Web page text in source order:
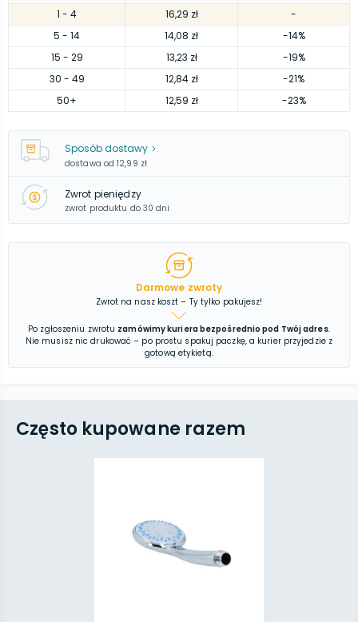
1 - 4 16,29 zł
-
5 - 14 14,08 zł
-14%
15 - 29 13,23 zł
-19%
30 - 49 12,84 zł
-21%
50+ 12,59 zł -23%
Sposób dostawy
dostawa od 12,99 zł
Zwrot pieniędzy
zwrot produktu do 30 dni
Darmowe zwroty
Zwrot na nasz koszt – Ty tylko pakujesz!
Po zgłoszeniu zwrotu zamówimy kuriera bezpośrednio pod Twój adres.
Nie musisz nic drukować – po prostu spakuj paczkę, a kurier przyjedzie z
gotową etykietą.
Często kupowane razem